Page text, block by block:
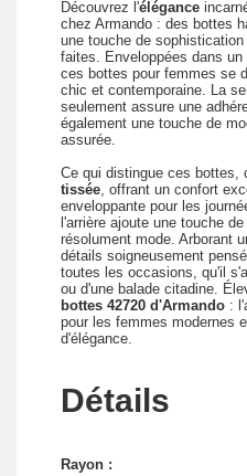
Découvrez l'élégance
chez Armando : des bottes
une touche de
faites. Enveloppées dans un
ces bottes pour femmes se
chic et contemporaine. La
seulement assure une
également une touche de
assurée.
Ce qui distingue ces bottes,
tissée, offrant un confort
enveloppante pour les
l'arrière ajoute une touche
résolument mode. Arborant
détails soigneusement
toutes les occasions, qu'il
ou d'une balade citadine.
bottes 42720 d'Armando :
pour les femmes modernes
d'élégance.
Détails
Rayon :